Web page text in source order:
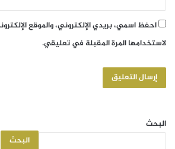
احفظ اسمي، بريدي الإلكتروني، والموقع
لاستخدامها المرة المقبلة في تعليقي.
البحث
البحث